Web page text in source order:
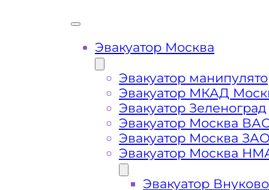
Эвакуатор Москва
Эвакуатор
Эвакуатор МКАД
Эвакуатор Зеленоград
Эвакуатор Москва
Эвакуатор Москва
Эвакуатор Москва
Эвакуатор Внуково